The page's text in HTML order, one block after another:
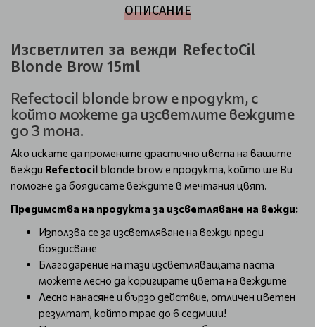
ОПИСАНИЕ
Изсветлител за вежди RefectoCil
Blonde Brow 15ml
Refectocil blonde brow е продукт, с
който можете да изсветлите веждите
до 3 тона.
Ако искате да промените драстично цвета на вашите
вежди Refectocil blonde brow е продукта, който ще Ви
помогне да боядисате веждите в мечтания цвят.
Предимства на продукта за изсветляване на вежди:
Използва се за изсветляване на вежди преди
боядисване
Благодарение на тази изсветляващата паста
можете лесно да коригирате цвета на веждите
Лесно нанасяне и бързо действие, отличен цветен
резултат, който трае до 6 седмици!